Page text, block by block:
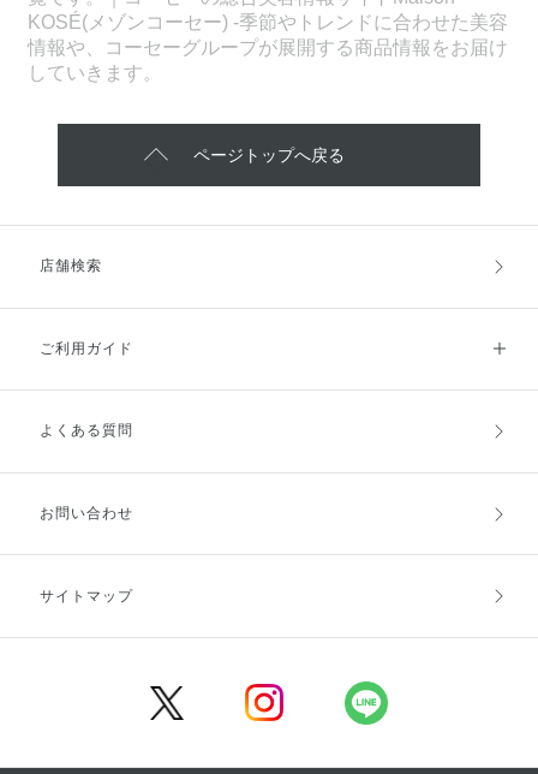
KOSÉ(メゾンコーセー) -季節やトレンドに合わせた美容
情報や、コーセーグループが展開する商品情報をお届け
していきます。
ページトップへ戻る
店舗検索
ご利用ガイド
ご利用ガイドトップ
お支払方法
キャンセル・返品・交換
よくある質問
お問い合わせ
サイトマップ